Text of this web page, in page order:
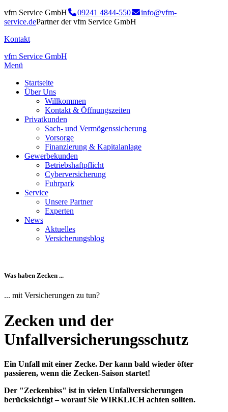
vfm Service GmbH 09241 4844-550
info@vfm-
service.dePartner der vfm Service GmbH
Kontakt
vfm Service GmbH
Menü
Startseite
Über Uns
Willkommen
Kontakt & Öffnungszeiten
Privatkunden
Sach- und Vermögenssicherung
Vorsorge
Finanzierung & Kapitalanlage
Gewerbekunden
Betriebshaftpflicht
Cyberversicherung
Fuhrpark
Service
Unsere Partner
Experten
News
Aktuelles
Versicherungsblog
Was haben Zecken ...
... mit Versicherungen zu tun?
Zecken und der
Unfallversicherungsschutz
Ein Unfall mit einer Zecke. Der kann bald wieder öfter
passieren, wenn die Zecken-Saison startet!
Der "Zeckenbiss" ist in vielen Unfallversicherungen
berücksichtigt – worauf Sie WIRKLICH achten sollten.